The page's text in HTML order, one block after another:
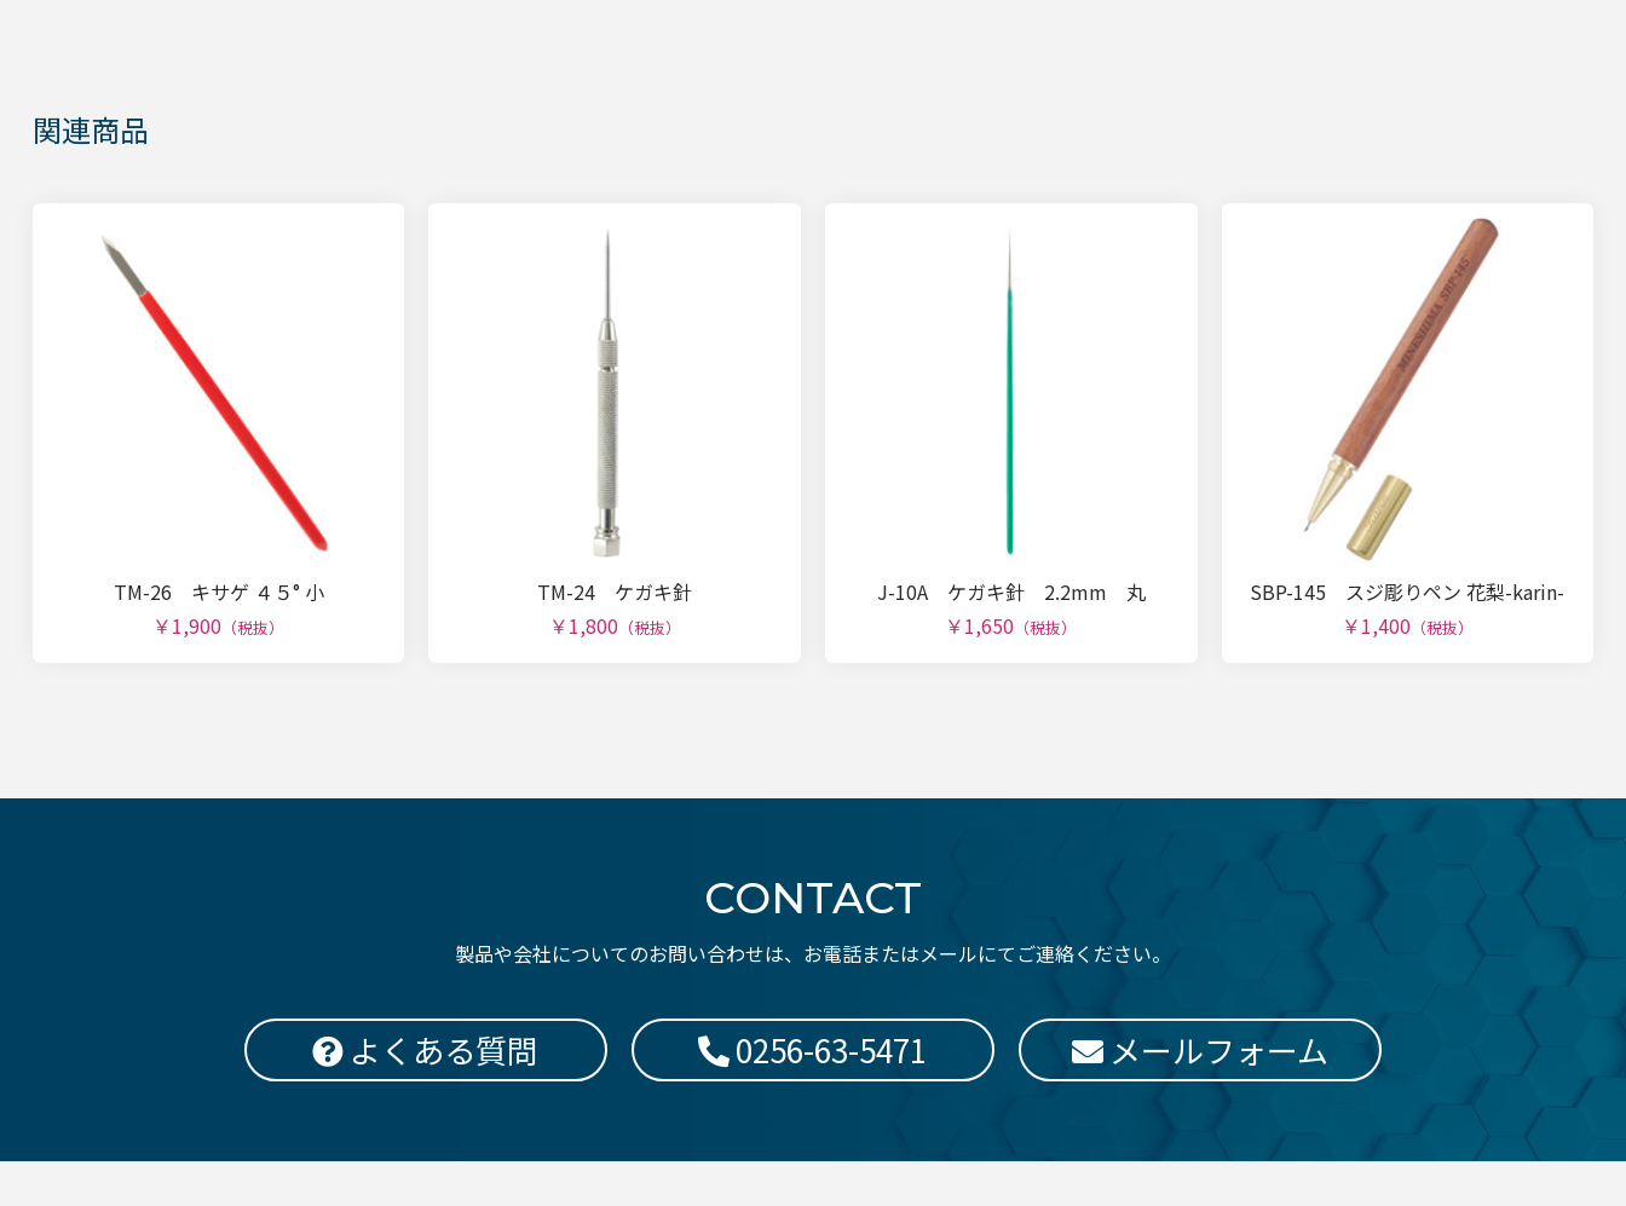
関連商品
TM-26 キサゲ ４５° 小
￥1,900 （税抜）
TM-24 ケガキ針
￥1,800（税抜）
J-10A ケガキ針 2.2mm 丸
￥1,650 （税抜）
SBP-145 スジ彫りペン 花梨-karin-
￥1,400（税抜）
CONTACT
製品や会社についてのお問い合わせは、お電話またはメールにてご連絡ください。
よくある質問 0256-63-5471 メールフォーム